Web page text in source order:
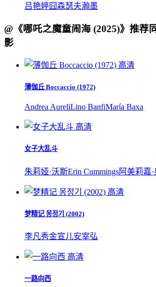
吕艳婷囧森瑟夫瀚墨
@《哪吒之魔童闹海 (2025)》推荐
影
高清
薄伽丘 Boccaccio (1972)
Andrea AureliLino BanfiMaría Baxa
高清
女子大乱斗
朱莉娅·沃斯Erin Cummings阿美莉嘉
高清
梦精记 몽정기 (2002)
李凡秀金宣儿安宰弘
高清
一路向西